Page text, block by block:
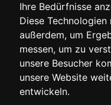
Ihre Bedürfnisse
Diese
außerdem, um
messen, um zu
unsere Besucher
unsere Website
entwickeln.
KÖLN
34
koeln.de